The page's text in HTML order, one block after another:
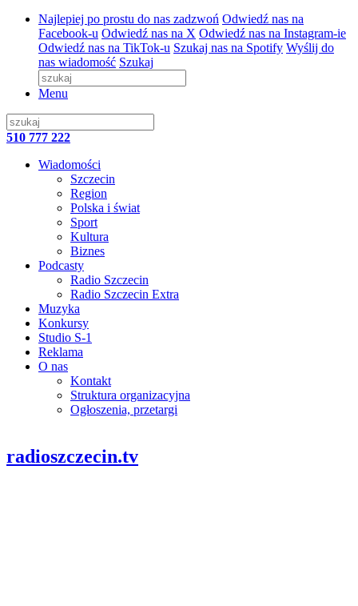
Najlepiej po prostu do nas zadzwoń Odwiedź nas na
Facebook-u Odwiedź nas na X Odwiedź nas na Instagram-ie
Odwiedź nas na TikTok-u Szukaj nas na Spotify Wyślij do
nas wiadomość Szukaj
Menu
510 777 222
Wiadomości
Szczecin
Region
Polska i świat
Sport
Kultura
Biznes
Podcasty
Radio Szczecin
Radio Szczecin Extra
Muzyka
Konkursy
Studio S-1
Reklama
O nas
Kontakt
Struktura organizacyjna
Ogłoszenia, przetargi
radioszczecin.tv